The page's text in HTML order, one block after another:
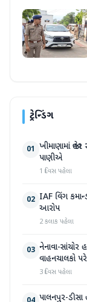
ટ્રેન્ડિંગ
01 ખીમાણામાં
પાણીએ
1 દિવસ પહેલા
02 IAF વિંગ
આરોપ
2 કલાક પહેલા
03 નેનાવા-સાંચોર
વાહનચાલકો
3 દિવસ પહેલા
પાલનપુર-